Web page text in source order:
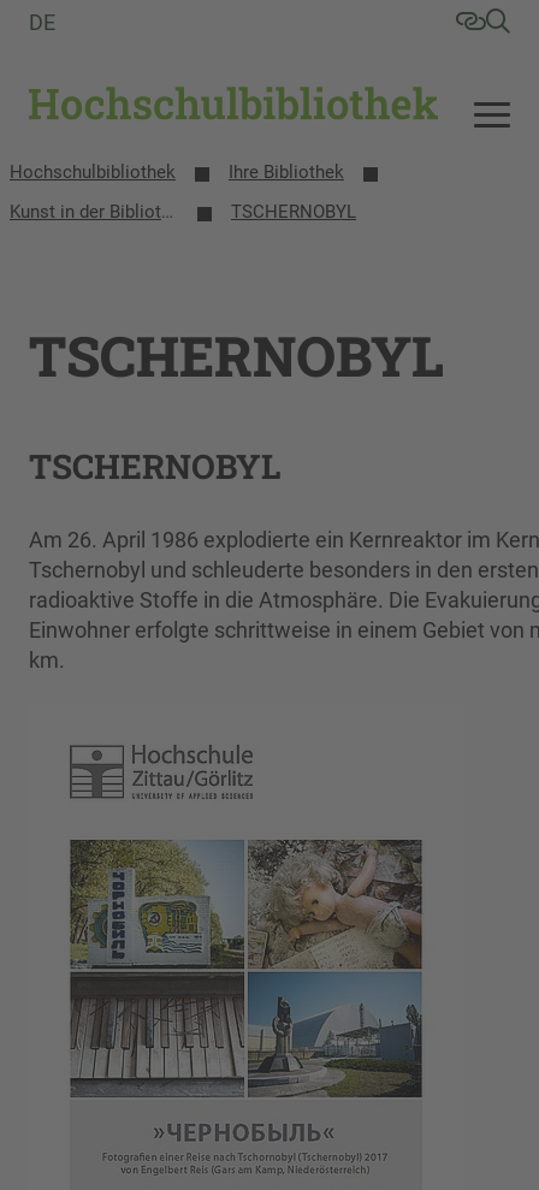
DE
Hochschulbibliothek
Ihre Bibliothek
Kunst in der Bibliothek
TSCHERNOBYL
TSCHERNOBYL
TSCHERNOBYL
Am 26. April 1986 explodierte ein Kernreaktor im
Tschernobyl und schleuderte besonders in den
radioaktive Stoffe in die Atmosphäre. Die
Einwohner erfolgte schrittweise in einem Gebiet von
km.